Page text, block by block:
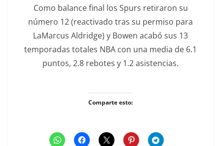
Como balance final los Spurs retiraron su
número 12 (reactivado tras su permiso para
LaMarcus Aldridge) y Bowen acabó sus 13
temporadas totales NBA con una media de 6.1
puntos, 2.8 rebotes y 1.2 asistencias.
Comparte esto: